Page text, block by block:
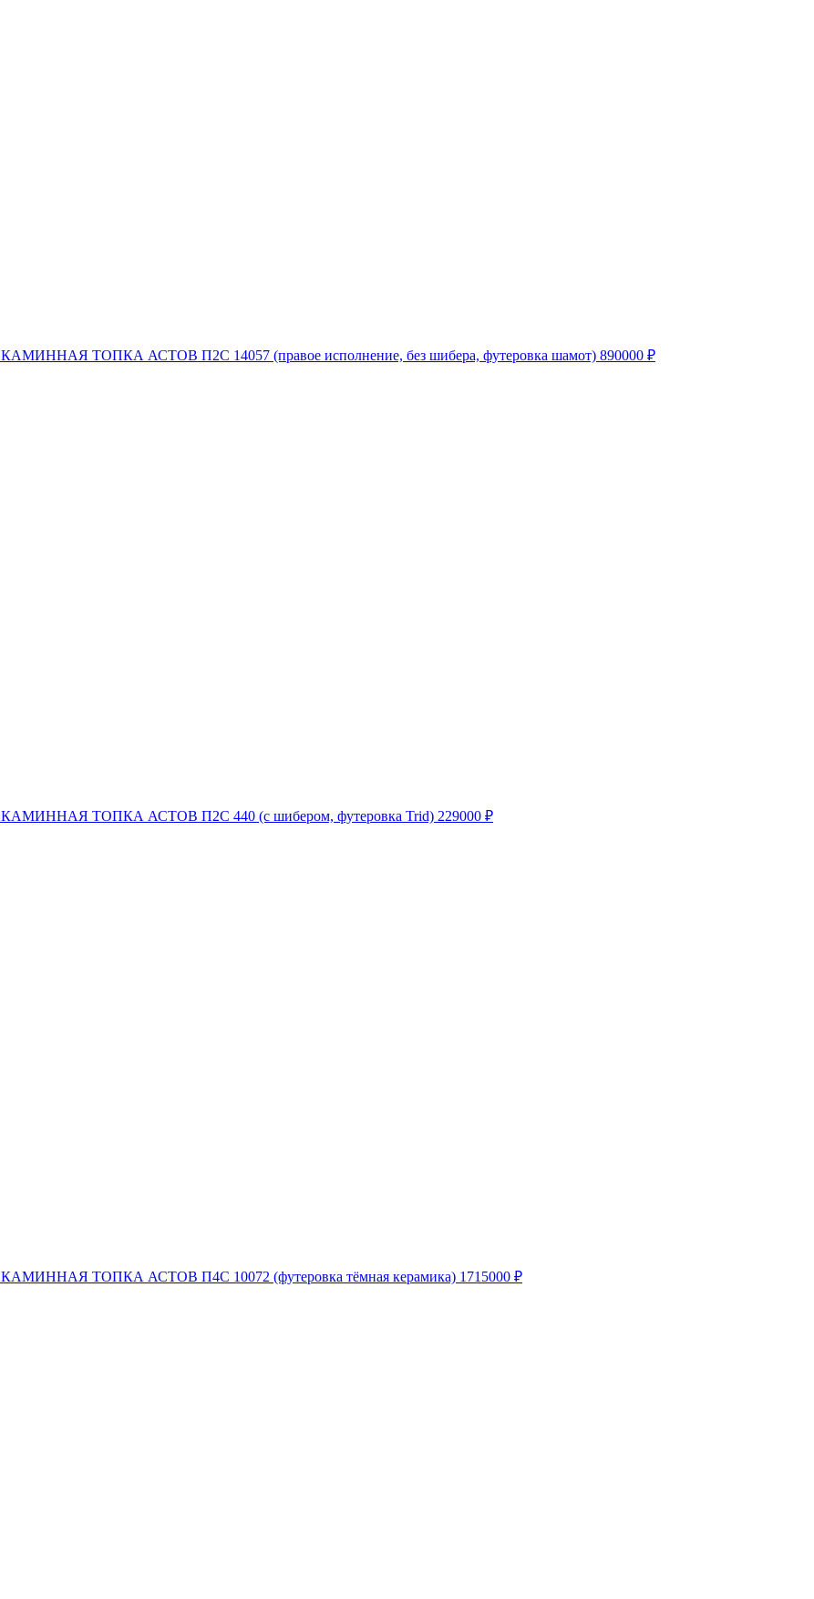
КАМИННАЯ ТОПКА АСТОВ П2С 14057 (правое исполнение, без шибера, футеровка шамот) 890000 ₽
КАМИННАЯ ТОПКА АСТОВ П2С 440 (с шибером, футеровка Trid) 229000 ₽
КАМИННАЯ ТОПКА АСТОВ П4С 10072 (футеровка тёмная керамика) 1715000 ₽